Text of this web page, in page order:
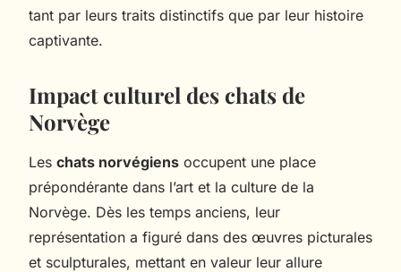
tant par leurs traits distinctifs que par leur histoire
captivante.
Impact culturel des chats de
Norvège
Les chats norvégiens occupent une place
prépondérante dans l’art et la culture de la
Norvège. Dès les temps anciens, leur
représentation a figuré dans des œuvres picturales
et sculpturales, mettant en valeur leur allure